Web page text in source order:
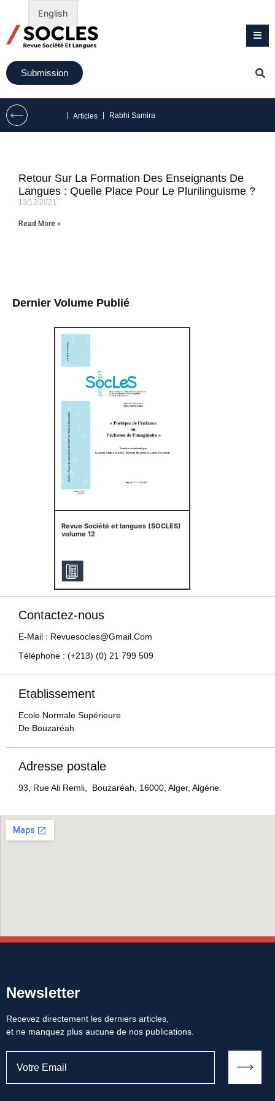
Submission
Articles Rabhi Samira
Dernier Volume Publié
Revue Société et langues (SOCLES)
volume 12
Retour Sur La Formation Des Enseignants De
Langues : Quelle Place Pour Le Plurilinguisme ?
13/12/2021
Read More »
Contactez-nous
E-Mail : Revuesocles@gmail.com
Téléphone : (+213) (0) 21 799 509
Etablissement
Ecole Normale Supérieure
De Bouzaréah
Adresse postale
93, Rue Ali Remli, Bouzaréah, 16000, Alger, Algérie.
Newsletter
Recevez directement les derniers articles,
et ne manquez plus aucune de nos publications.
English